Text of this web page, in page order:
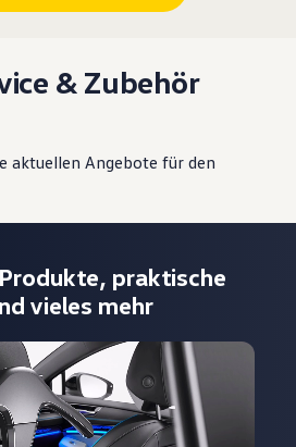
& Zubehör
aktuellen Angebote für den
praktische
vieles mehr